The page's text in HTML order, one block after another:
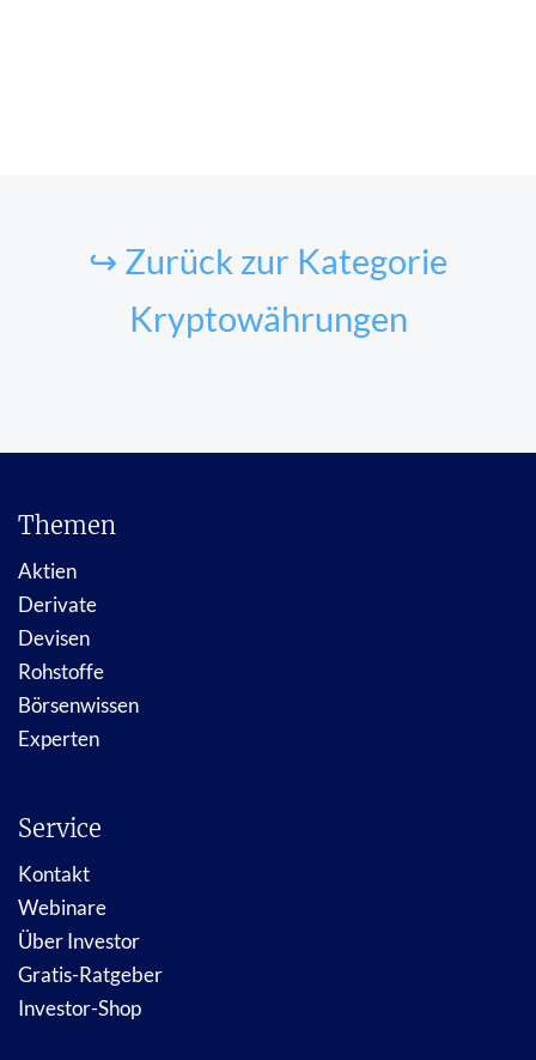
↪ Zurück zur Kategorie
Kryptowährungen
Themen
Aktien
Derivate
Devisen
Rohstoffe
Börsenwissen
Experten
Service
Kontakt
Webinare
Über Investor
Gratis-Ratgeber
Investor-Shop